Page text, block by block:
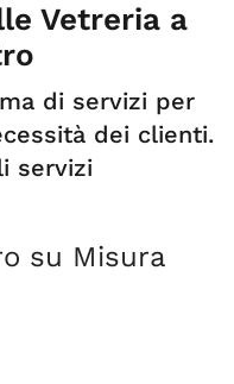
Vetreria a
di servizi per
dei clienti.
servizi
su Misura